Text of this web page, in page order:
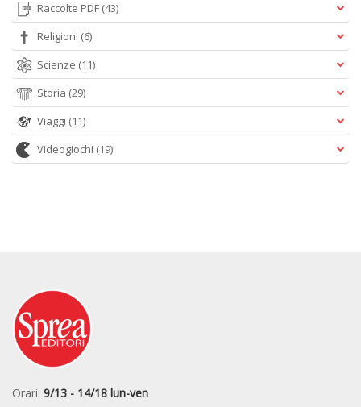
Raccolte PDF (43)
Religioni (6)
Scienze (11)
Storia (29)
Viaggi (11)
Videogiochi (19)
Orari: 9/13 - 14/18 lun-ven